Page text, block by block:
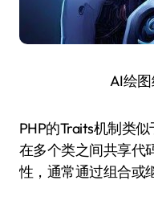
AI绘
PHP的Traits机制类
在多个类之间共享代
性，通常通过组合或